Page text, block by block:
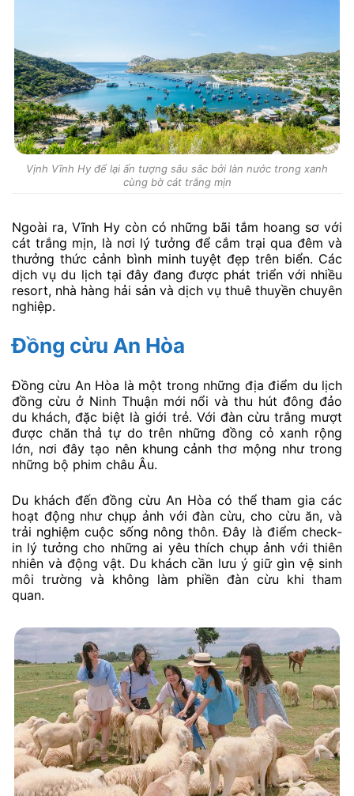
Vịnh Vĩnh Hy để lại ấn tượng sâu sắc bởi làn nước trong xanh
cùng bờ cát trắng mịn
Ngoài ra, Vĩnh Hy còn có những bãi tắm hoang sơ với
cát trắng mịn, là nơi lý tưởng để cắm trại qua đêm và
thưởng thức cảnh bình minh tuyệt đẹp trên biển. Các
dịch vụ du lịch tại đây đang được phát triển với nhiều
resort, nhà hàng hải sản và dịch vụ thuê thuyền chuyên
nghiệp.
Đồng cừu An Hòa
Đồng cừu An Hòa là một trong những địa điểm du lịch
đồng cừu ở Ninh Thuận mới nổi và thu hút đông đảo
du khách, đặc biệt là giới trẻ. Với đàn cừu trắng mượt
được chăn thả tự do trên những đồng cỏ xanh rộng
lớn, nơi đây tạo nên khung cảnh thơ mộng như trong
những bộ phim châu Âu.
Du khách đến đồng cừu An Hòa có thể tham gia các
hoạt động như chụp ảnh với đàn cừu, cho cừu ăn, và
trải nghiệm cuộc sống nông thôn. Đây là điểm check-
in lý tưởng cho những ai yêu thích chụp ảnh với thiên
nhiên và động vật. Du khách cần lưu ý giữ gìn vệ sinh
môi trường và không làm phiền đàn cừu khi tham
quan.